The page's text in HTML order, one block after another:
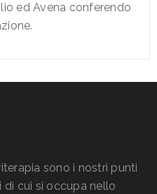
ed Avena conferendo
sono i nostri punti
cui si occupa nello